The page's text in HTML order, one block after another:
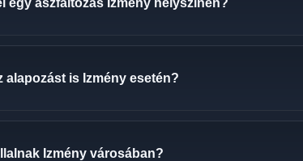
egy aszfaltozás Izmény helyszínén?
alapozást is Izmény esetén?
Izmény városában?